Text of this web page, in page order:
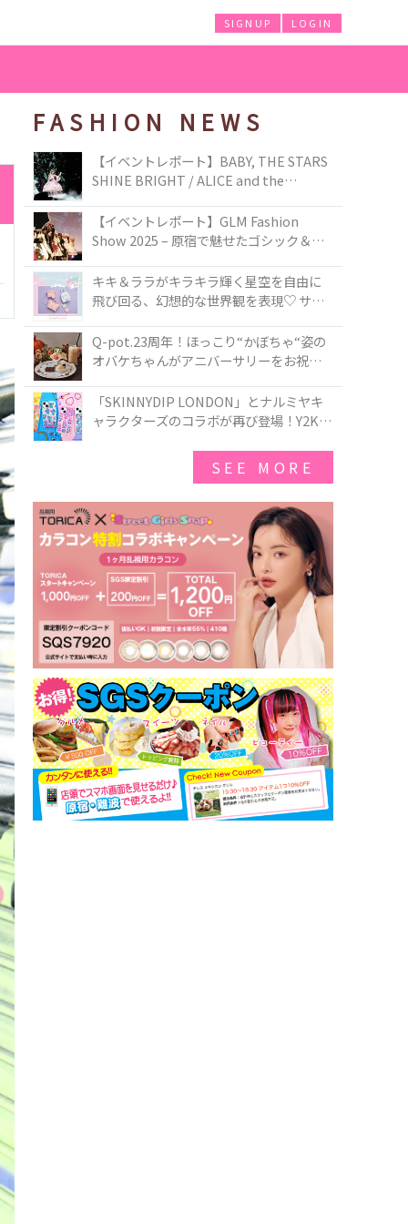
LOGIN
SIGNUP
FASHION NEWS
【イベントレポート】BABY, THE STARS
SHINE BRIGHT / ALICE and the
TOKYO
【イベントレポート】GLM Fashion
Show 2025 – 原宿で魅せたゴシック＆ロ
キキ＆ララがキラキラ輝く星空を自由に
飛び回る、幻想的な世界観を表現♡ サマ
50周年アニバーサリーイヤー』を記念し
たコレクションが登場
Q-pot.23周年！ほっこり“かぼちゃ“姿の
オバケちゃんがアニバーサリーをお祝い
ー」が新発売！Q-pot CAFE.では「かぼち
ゃのオバケーキプレート」も登場
「SKINNYDIP LONDON」とナルミヤキ
ャラクターズのコラボが再び登場！Y2Kム
SEE MORE